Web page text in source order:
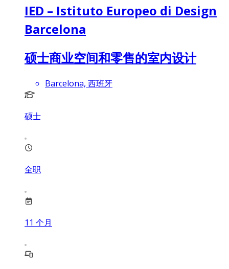
IED – Istituto Europeo di Design
Barcelona
硕士商业空间和零售的室内设计
Barcelona, 西班牙
硕士
全职
11 个月